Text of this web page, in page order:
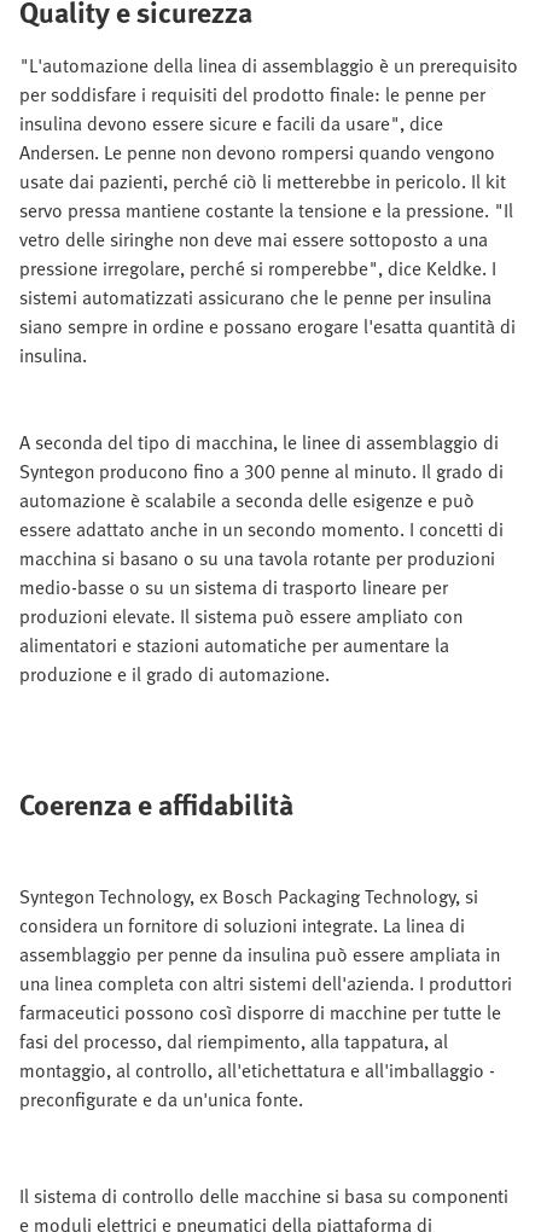
Quality e sicurezza
"L'automazione della linea di assemblaggio è un prerequisito
per soddisfare i requisiti del prodotto finale: le penne per
insulina devono essere sicure e facili da usare", dice
Andersen. Le penne non devono rompersi quando vengono
usate dai pazienti, perché ciò li metterebbe in pericolo. Il kit
servo pressa mantiene costante la tensione e la pressione. "Il
vetro delle siringhe non deve mai essere sottoposto a una
pressione irregolare, perché si romperebbe", dice Keldke. I
sistemi automatizzati assicurano che le penne per insulina
siano sempre in ordine e possano erogare l'esatta quantità di
insulina.
A seconda del tipo di macchina, le linee di assemblaggio di
Syntegon producono fino a 300 penne al minuto. Il grado di
automazione è scalabile a seconda delle esigenze e può
essere adattato anche in un secondo momento. I concetti di
macchina si basano o su una tavola rotante per produzioni
medio-basse o su un sistema di trasporto lineare per
produzioni elevate. Il sistema può essere ampliato con
alimentatori e stazioni automatiche per aumentare la
produzione e il grado di automazione.
Coerenza e affidabilità
Syntegon Technology, ex Bosch Packaging Technology, si
considera un fornitore di soluzioni integrate. La linea di
assemblaggio per penne da insulina può essere ampliata in
una linea completa con altri sistemi dell'azienda. I produttori
farmaceutici possono così disporre di macchine per tutte le
fasi del processo, dal riempimento, alla tappatura, al
montaggio, al controllo, all'etichettatura e all'imballaggio -
preconfigurate e da un'unica fonte.
Il sistema di controllo delle macchine si basa su componenti
e moduli elettrici e pneumatici della piattaforma di